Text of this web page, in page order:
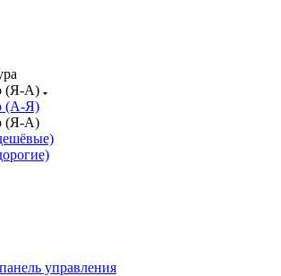
(Я-А)
(А-Я)
(Я-А)
управления